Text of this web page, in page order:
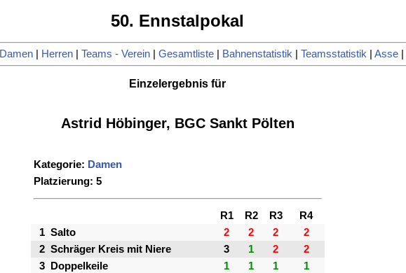
50. Ennstalpokal
Damen| Herren| Teams - Verein| Gesamtliste| Bahnenstatistik| Teamsstatistik| Asse|
Einzelergebnis für
Astrid Höbinger, BGC Sankt Pölten
Kategorie: Damen
Platzierung: 5
R1 R2 R3
R4
1 Salto 2 2 2
2
2 Schräger Kreis mit Niere 3 1 2
2
3
Doppelkeile 1 1 1
1